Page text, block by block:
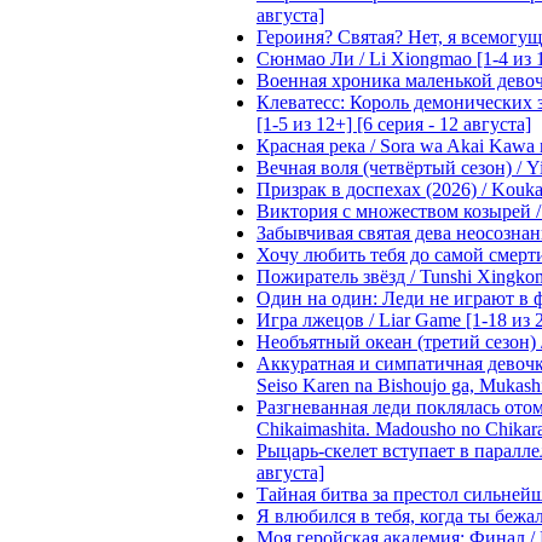
августа]
Героиня? Святая? Нет, я
Сюнмао Ли / Li Xiongmao [1-4 из
Военная хроника маленькой
Клеватесс: Король демонических
[1-5 из 12+] [6 серия - 12 августа]
Красная река / Sora wa Akai
Вечная воля (четвёртый сезон) /
Призрак в доспехах (2026) /
Виктория с множеством козырей
Забывчивая святая дева
Хочу любить тебя до самой
Пожиратель звёзд / Tunshi
Один на один: Леди не играют в
Игра лжецов / Liar Game [1-18 из
Необъятный океан (третий
Аккуратная и симпатичная
Seiso Karen na Bishoujo ga,
Разгневанная леди поклялась
Chikaimashita. Madousho no
Рыцарь-скелет вступает в
августа]
Тайная битва за престол
Я влюбился в тебя, когда ты
Моя геройская академия: Финал /